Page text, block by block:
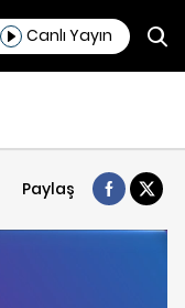
Canlı Yayın
Paylaş